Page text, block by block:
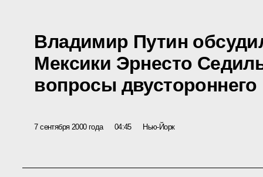
Владимир Путин
Мексики Эрнесто
вопросы двустороннего
7 сентября 2000 года 04:45 Нью-Йорк